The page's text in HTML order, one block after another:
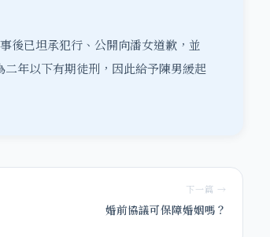
已坦承犯行、公開向潘女道歉，並
年以下有期徒刑，因此給予陳男緩起
下一篇 →
婚前協議可保障婚姻嗎？